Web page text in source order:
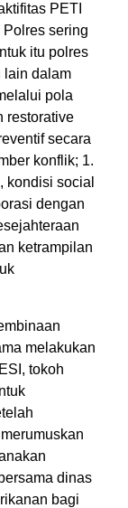
PETI
sering
itu polres
lain dalam
pola
restorative
secara
konflik; 1.
kondisi social
dengan
ketrampilan
melakukan
tokoh
dinas
bagi